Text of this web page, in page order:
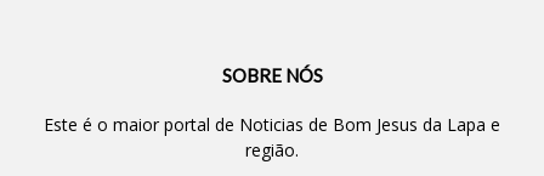
SOBRE NÓS
Este é o maior portal de Noticias de Bom Jesus da Lapa e
região.